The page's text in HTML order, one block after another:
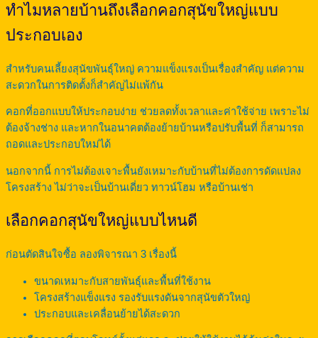
ทำไมหลายบ้านถึงเลือกคอกสุนัขใหญ่แบบ
ประกอบเอง
สำหรับคนเลี้ยงสุนัขพันธุ์ใหญ่ ความแข็งแรงเป็นเรื่องสำคัญ แต่ความ
สะดวกในการติดตั้งก็สำคัญไม่แพ้กัน
คอกที่ออกแบบให้ประกอบง่าย ช่วยลดทั้งเวลาและค่าใช้จ่าย เพราะไม่
ต้องจ้างช่าง และหากในอนาคตต้องย้ายบ้านหรือปรับพื้นที่ ก็สามารถ
ถอดและประกอบใหม่ได้
นอกจากนี้ การไม่ต้องเจาะพื้นยังเหมาะกับบ้านที่ไม่ต้องการดัดแปลง
โครงสร้าง ไม่ว่าจะเป็นบ้านเดี่ยว ทาวน์โฮม หรือบ้านเช่า
เลือกคอกสุนัขใหญ่แบบไหนดี
ก่อนตัดสินใจซื้อ ลองพิจารณา 3 เรื่องนี้
ขนาดเหมาะกับสายพันธุ์และพื้นที่ใช้งาน
โครงสร้างแข็งแรง รองรับแรงดันจากสุนัขตัวใหญ่
ประกอบและเคลื่อนย้ายได้สะดวก